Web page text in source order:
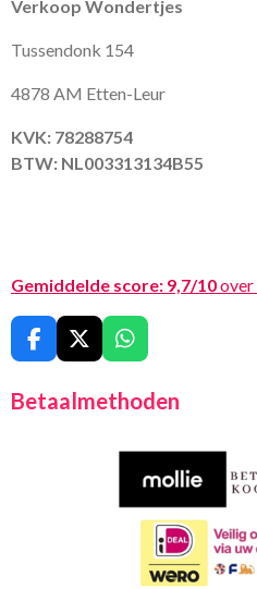
Verkoop Wondertjes
Tussendonk 154
4878 AM Etten-Leur
KVK: 78288754
BTW: NL003313134B55
Gemiddelde score: 9,7/10over
F
a
c
e
X
W
h
t
A
Betaalmethoden